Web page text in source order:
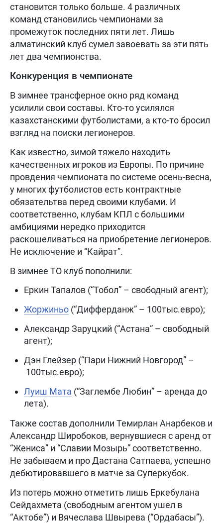
становится только больше. 4 различных
команд становились чемпионами за
промежуток последних пяти лет. Лишь
алматинский клуб сумел завоевать за эти пять
лет два чемпионства.
Конкуренция в чемпионате
В зимнее трансферное окно ряд команд
усилили свои составы. Кто-то усилялся
казахстанскими футболистами, а кто-то бросил
взгляд на поиски легионеров.
Как известно, зимой тяжело находить
качественных игроков из Европы. По причине
провдения чемпионата по системе осень-весна,
у многих футболистов есть контрактные
обязательтва перед своими клубами. И
соответственно, клубам КПЛ с большими
амбициями нередко приходится
раскошеливаться на приобретение легионеров.
Не исключение и “Кайрат”.
В зимнее ТО клуб пополнили:
Еркин Тапалов (“Тобол” – свободный агент);
Жоржиньо (“Дифферданж” – 100тыс.евро);
Александр Заруцкий (“Астана” – свободный
агент);
Дэн Глейзер (“Пари Нижний Новгород” –
100тыс.евро);
Луиш Мата (“Заглембе Любин” – аренда до
лета).
Также состав дополнили Темирлан Анарбеков и
Александр Широбоков, вернувшиеся с аренд от
“Жениса” и “Славии Мозырь” соответственно.
Не забываем и про Дастана Сатпаева, успешно
дебютировавшего в матче за Суперкубок.
Из потерь можно отметить лишь Еркебулана
Сейдахмета (свободным агентом ушел в
“Актобе”) и Вячеслава Швырева (“Ордабасы”).